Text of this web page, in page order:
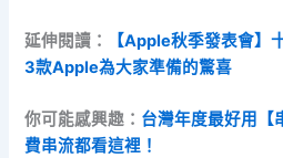
延伸閱讀：
【Apple秋季發表會】
3款Apple為大家準備的驚喜
你可能感興趣： 台灣年度最好用【
費串流都看這裡！